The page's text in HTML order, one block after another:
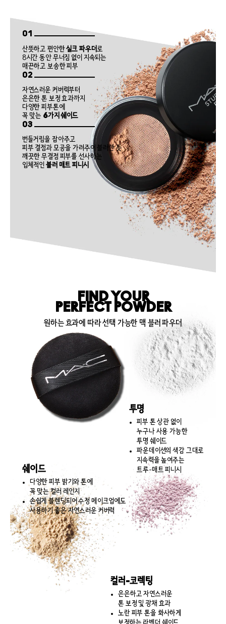
01
산뜻하고 편안한실크 파우더로
8시간 동안 무너짐 없이 지속되는
매끈하고 보송한 피부
02
자연스러운 커버력부터
은은한 톤 보정 효과까지
다양한 피부톤에
꼭 맞는 6가지 쉐이드
03
번들거림을 잡아주고
피부 결점과 모공을 가려주어 블러한 듯
깨끗한 무결점 피부를 선사하는
입체적인 블러 매트 피니시
FIND YOUR
PERFECT POWDER
원하는 효과에 따라 선택 가능한 맥 블러 파우더
투명
피부 톤 상관 없이
누구나 사용 가능한
투명 쉐이드
파운데이션의 색감 그대로
지속력을 높여주는
트루-매트 피니시
쉐이드
다양한 피부 밝기와 톤에
꼭 맞는 컬러 레인지
손쉽게 블렌딩되어 수정 메이크업에도
사용하기 좋은 자연스러운 커버력
컬러-코렉팅
은은하고 자연스러운
톤 보정 및 광채 효과
노란 피부 톤을 화사하게